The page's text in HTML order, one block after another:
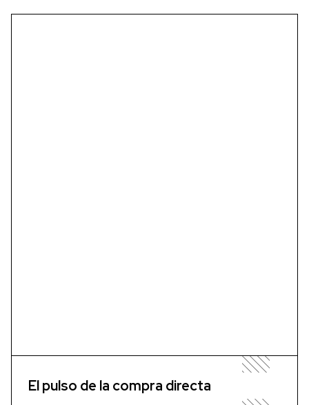
El pulso de la compra directa